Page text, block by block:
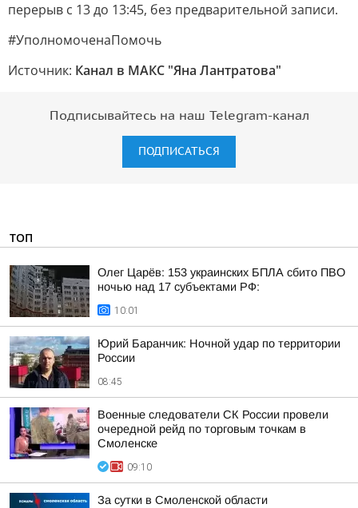
перерыв с 13 до 13:45, без предварительной записи.
#УполномоченаПомочь
Источник: Канал в МАКС "Яна Лантратова"
Подписывайтесь на наш Telegram-канал
ПОДПИСАТЬСЯ
ТОП
Олег Царёв: 153 украинских БПЛА сбито ПВО
ночью над 17 субъектами РФ:
10:01
Юрий Баранчик: Ночной удар по территории
России
08:45
Военные следователи СК России провели
очередной рейд по торговым точкам в
Смоленске
09:10
За сутки в Смоленской области